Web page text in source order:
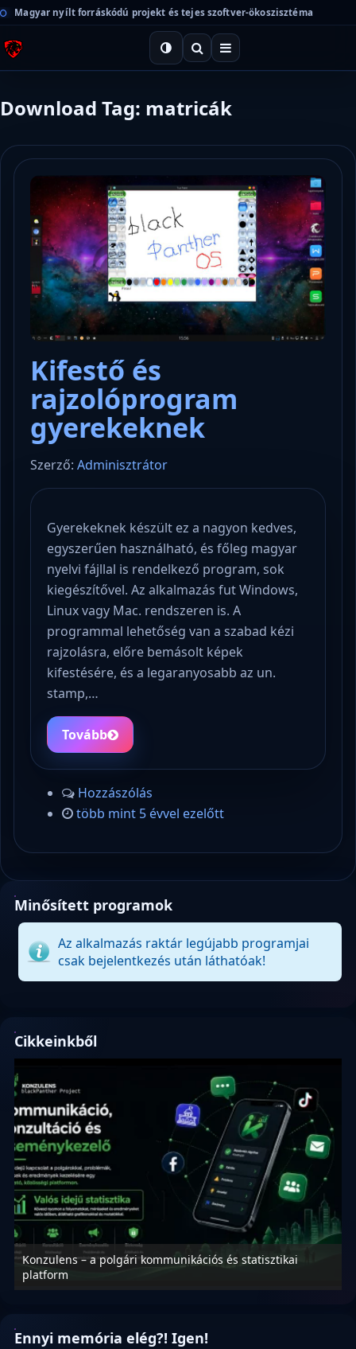
Magyar nyílt forráskódú projekt és tejes szoftver-ökoszisztéma
Download Tag: matricák
Kifestő és
rajzolóprogram
gyerekeknek
Szerző: Adminisztrátor
Gyerekeknek készült ez a nagyon kedves,
egyszerűen használható, és főleg magyar
nyelvi fájllal is rendelkező program, sok
kiegészítővel. Az alkalmazás fut Windows,
Linux vagy Mac. rendszeren is. A
programmal lehetőség van a szabad kézi
rajzolásra, előre bemásolt képek
kifestésére, és a legaranyosabb az un.
stamp,…
Tovább
Hozzászólás
több mint 5 évvel ezelőtt
Minősített programok
Az alkalmazás raktár legújabb programjai
csak bejelentkezés után láthatóak!
Cikkeinkből
Konzulens – a polgári kommunikációs és statisztikai
platform
Ennyi memória elég?! Igen!